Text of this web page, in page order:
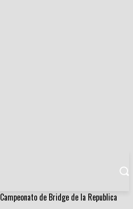
Campeonato de Bridge de la Republica